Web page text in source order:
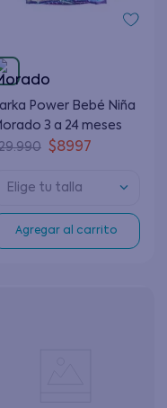
Power Bebé Niña
3 a 24 meses
.990 $8997
Elige tu talla
Agregar al carrito